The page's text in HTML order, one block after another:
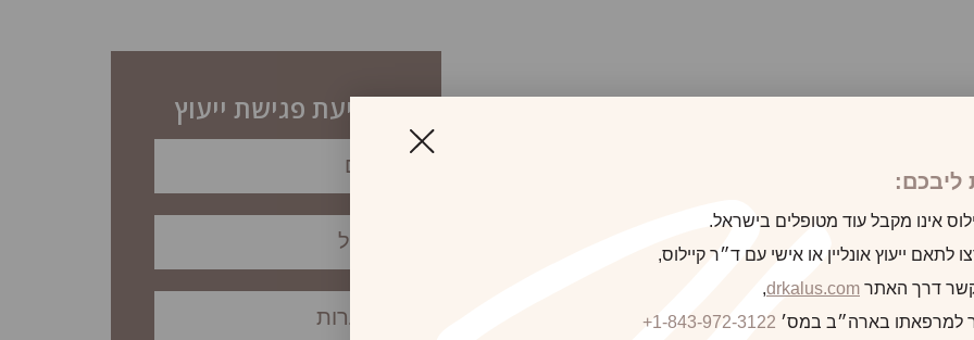
This 35 year old woman underwent liposuction of her
לקביעת פגישת ייעוץ
ליבכם:
אינו מקבל עוד מטופלים בישראל.
לתאם ייעוץ אונליין או אישי עם ד״ר קיילוס,
קשר דרך האתר drkalus.com
,
למרפאתו בארה״ב במס׳ +1-843-972-3122